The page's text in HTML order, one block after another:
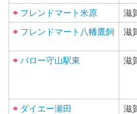
フレンドマート米原
滋
フレンドマート八幡鷹飼
滋
バロー守山駅東 滋
ダイエー瀬田
滋